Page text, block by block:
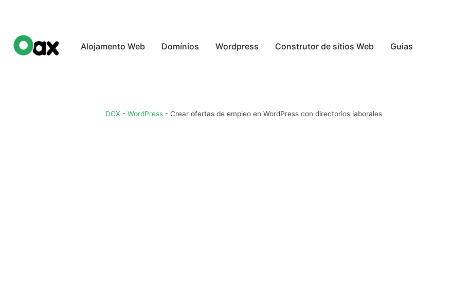
Alojamento Web Domínios Wordpress Construtor de sítios Web Guias
DOX -WordPress -Crear ofertas de empleo en WordPress con directorios laborales